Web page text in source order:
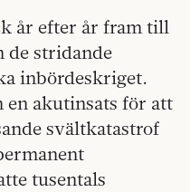
år efter år fram till
de stridande
inbördeskriget.
en akutinsats för att
svältkatastrof
tusentals